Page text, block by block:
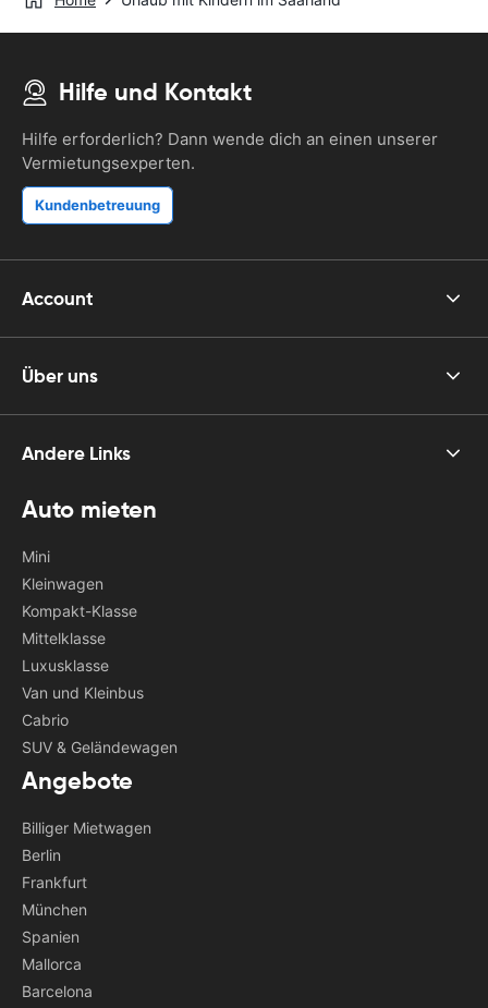
Hilfe und Kontakt
Hilfe erforderlich? Dann wende dich an einen unserer
Vermietungsexperten.
Kundenbetreuung
Account
Über uns
Andere Links
Auto mieten
Mini
Kleinwagen
Kompakt-Klasse
Mittelklasse
Luxusklasse
Van und Kleinbus
Cabrio
SUV & Geländewagen
Angebote
Billiger Mietwagen
Berlin
Frankfurt
München
Spanien
Mallorca
Barcelona